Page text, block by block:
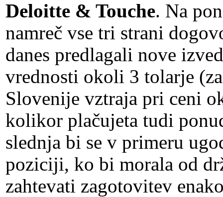
Deloitte & Touche. Na
namreč vse tri strani
danes predlagali nove
vrednosti okoli 3 tolarje
Slovenije vztraja pri ceni
kolikor plačujeta tudi
slednja bi se v primeru
poziciji, ko bi morala od
zahtevati zagotovitev